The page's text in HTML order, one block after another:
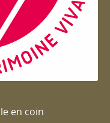
en coin